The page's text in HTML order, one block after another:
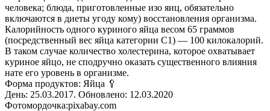
человека; блюда, приготовленные изо яиц, обязательно
включаются в диеты угоду кому) восстановления организма.
Калорийность одного куриного яйца весом 65 граммов
(посредственный вес яйца категории С1) — 100 килокалорий.
В таком случае количество холестерина, которое охватывает
куриное яйцо, не сподручно оказать существенного влияния
нате его уровень в организме.
Форма продуктов: Яйца 🥄
День: 25.03.2017. Обновлено: 12.03.2020
Фотомордочка:pixabay.com